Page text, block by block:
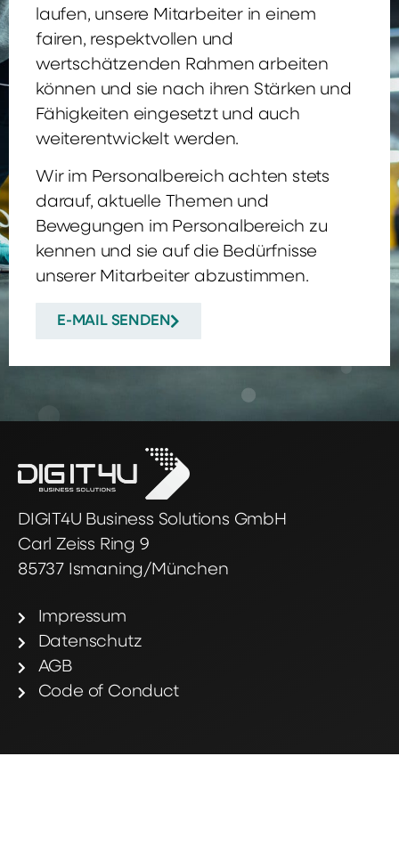
laufen, unsere Mitarbeiter in einem
fairen, respektvollen und
wertschätzenden Rahmen arbeiten
können und sie nach ihren Stärken und
Fähigkeiten eingesetzt und auch
weiterentwickelt werden.
Wir im Personalbereich achten stets
darauf, aktuelle Themen und
Bewegungen im Personalbereich zu
kennen und sie auf die Bedürfnisse
unserer Mitarbeiter abzustimmen.
E-MAIL SENDEN
DIGIT4U Business Solutions GmbH
Carl Zeiss Ring 9
85737 Ismaning/München
Impressum
Datenschutz
AGB
Code of Conduct